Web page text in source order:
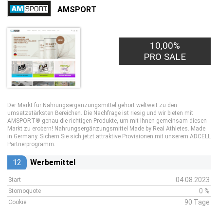
AMSPORT
10,00%
PRO SALE
Der Markt für Nahrungsergänzungsmittel gehört weltweit zu den
umsatzstärksten Bereichen. Die Nachfrage ist riesig und wir bieten mit
AMSPORT® genau die richtigen Produkte, um mit Ihnen gemeinsam diesen
Markt zu erobern! Nahrungsergänzungsmittel Made by Real Athletes. Made
in Germany. Sichern Sie sich jetzt attraktive Provisionen mit unserem ADCELL
Partnerprogramm.
12 Werbemittel
Start 04.08.2023
Stornoquote 0 %
Cookie 90 Tage